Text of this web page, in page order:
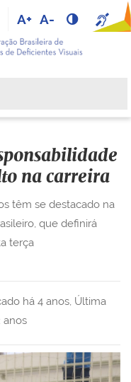
A+ A-
na carreira
há 4 anos, Última
anos
têm se destacado na
que definirá
terça